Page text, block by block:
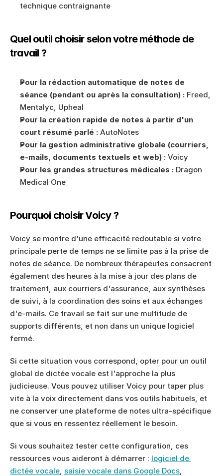
technique contraignante
Quel outil choisir selon votre méthode de
travail ?
Pour la rédaction automatique de notes de
séance (pendant ou après la consultation) : Freed,
Mentalyc, Upheal
Pour la création rapide de notes à partir d'un
court résumé parlé : AutoNotes
Pour la gestion administrative globale (courriers,
e-mails, documents textuels et web) : Voicy
Pour les grandes structures médicales : Dragon
Medical One
Pourquoi choisir Voicy ?
Voicy se montre d'une efficacité redoutable si votre
principale perte de temps ne se limite pas à la prise de
notes de séance. De nombreux thérapeutes consacrent
également des heures à la mise à jour des plans de
traitement, aux courriers d'assurance, aux synthèses
de suivi, à la coordination des soins et aux échanges
d'e-mails. Ce travail se fait sur une multitude de
supports différents, et non dans un unique logiciel
fermé.
Si cette situation vous correspond, opter pour un outil
global de dictée vocale est l'approche la plus
judicieuse. Vous pouvez utiliser Voicy pour taper plus
vite à la voix directement dans vos outils habituels, et
ne conserver une plateforme de notes ultra-spécifique
que si vous en ressentez réellement le besoin.
Si vous souhaitez tester cette configuration, ces
ressources vous aideront à démarrer : logiciel de
dictée vocale, saisie vocale dans Google Docs